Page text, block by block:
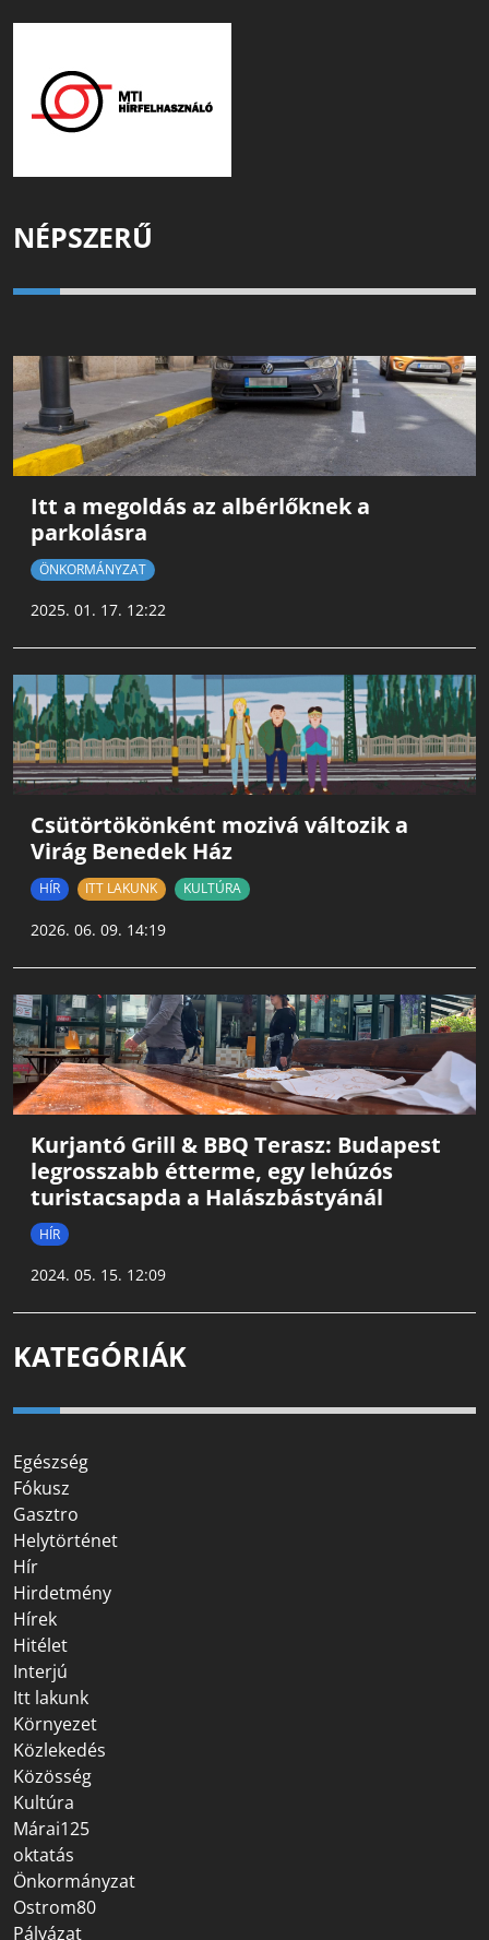
NÉPSZERŰ
Itt a megoldás az albérlőknek a
parkolásra
ÖNKORMÁNYZAT
2025. 01. 17. 12:22
Csütörtökönként mozivá változik a
Virág Benedek Ház
HÍR ITT LAKUNK KULTÚRA
2026. 06. 09. 14:19
Kurjantó Grill & BBQ Terasz: Budapest
legrosszabb étterme, egy lehúzós
turistacsapda a Halászbástyánál
HÍR
2024. 05. 15. 12:09
KATEGÓRIÁK
Egészség
Fókusz
Gasztro
Helytörténet
Hír
Hirdetmény
Hírek
Hitélet
Interjú
Itt lakunk
Környezet
Közlekedés
Közösség
Kultúra
Márai125
oktatás
Önkormányzat
Ostrom80
Pályázat